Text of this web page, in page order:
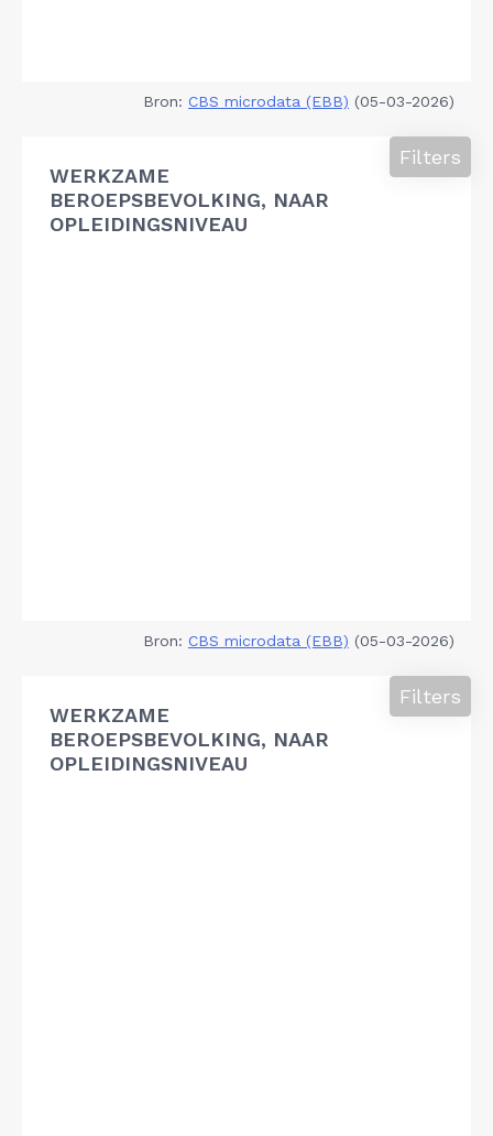
Bron: CBS microdata (EBB) (05-03-2026)
WERKZAME
BEROEPSBEVOLKING, NAAR
OPLEIDINGSNIVEAU
Filters
Bron: CBS microdata (EBB) (05-03-2026)
WERKZAME
BEROEPSBEVOLKING, NAAR
OPLEIDINGSNIVEAU
Filters